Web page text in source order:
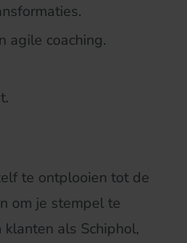
agile coaching.
te ontplooien tot de
om je stempel te
als Schiphol,